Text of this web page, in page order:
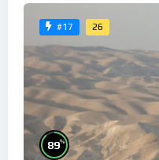
#17 26
89%